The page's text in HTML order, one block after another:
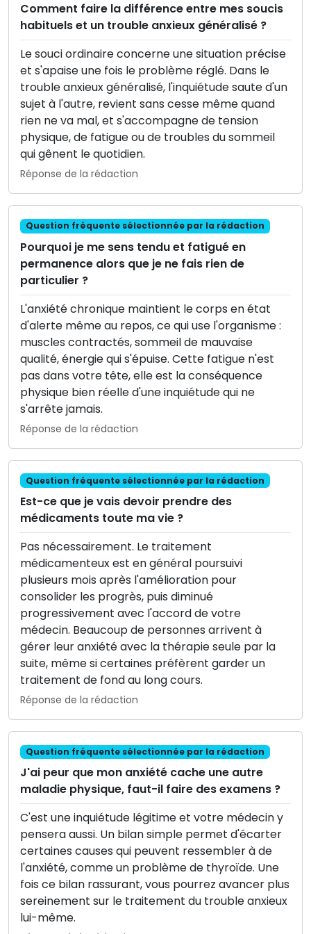
Comment faire la différence entre mes soucis
habituels et un trouble anxieux généralisé ?
Le souci ordinaire concerne une situation précise
et s'apaise une fois le problème réglé. Dans le
trouble anxieux généralisé, l'inquiétude saute d'un
sujet à l'autre, revient sans cesse même quand
rien ne va mal, et s'accompagne de tension
physique, de fatigue ou de troubles du sommeil
qui gênent le quotidien.
Réponse de la rédaction
Question fréquente sélectionnée par la rédaction
Pourquoi je me sens tendu et fatigué en
permanence alors que je ne fais rien de
particulier ?
L'anxiété chronique maintient le corps en état
d'alerte même au repos, ce qui use l'organisme :
muscles contractés, sommeil de mauvaise
qualité, énergie qui s'épuise. Cette fatigue n'est
pas dans votre tête, elle est la conséquence
physique bien réelle d'une inquiétude qui ne
s'arrête jamais.
Réponse de la rédaction
Question fréquente sélectionnée par la rédaction
Est-ce que je vais devoir prendre des
médicaments toute ma vie ?
Pas nécessairement. Le traitement
médicamenteux est en général poursuivi
plusieurs mois après l'amélioration pour
consolider les progrès, puis diminué
progressivement avec l'accord de votre
médecin. Beaucoup de personnes arrivent à
gérer leur anxiété avec la thérapie seule par la
suite, même si certaines préfèrent garder un
traitement de fond au long cours.
Réponse de la rédaction
Question fréquente sélectionnée par la rédaction
J'ai peur que mon anxiété cache une autre
maladie physique, faut-il faire des examens ?
C'est une inquiétude légitime et votre médecin y
pensera aussi. Un bilan simple permet d'écarter
certaines causes qui peuvent ressembler à de
l'anxiété, comme un problème de thyroïde. Une
fois ce bilan rassurant, vous pourrez avancer plus
sereinement sur le traitement du trouble anxieux
lui-même.